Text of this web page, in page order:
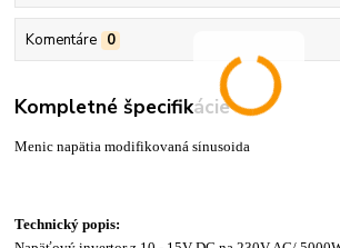
Komentáre 0
Kompletné špecifikácie
Menic napätia modifikovaná sínusoida
Technický popis: